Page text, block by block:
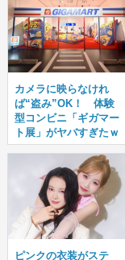
カメラに映らなけれ
ば“盗み”OK！ 体験
型コンビニ「ギガマー
ト展」がヤバすぎたｗ
ピンクの衣装がステ